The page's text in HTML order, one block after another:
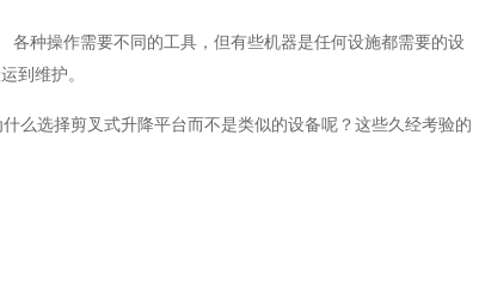
种操作需要不同的工具，但有些机器是任何设施都需要的设
到维护。
么选择剪叉式升降平台而不是类似的设备呢？这些久经考验的